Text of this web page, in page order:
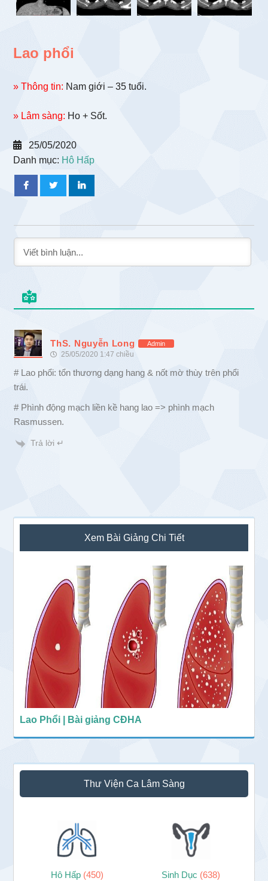
Lao phổi
» Thông tin: Nam giới – 35 tuổi.
» Lâm sàng: Ho + Sốt.
25/05/2020
Danh mục: Hô Hấp
ThS. Nguyễn Long Admin
25/05/2020 1:47 chiều
# Lao phổi: tổn thương dạng hang & nốt mờ thùy trên phổi
trái.
# Phình động mạch liền kề hang lao => phình mạch
Rasmussen.
Trả lời ↵
Sidebar
chính
Xem Bài Giảng Chi Tiết
Lao Phổi | Bài giảng CĐHA
Thư Viện Ca Lâm Sàng
Hô Hấp (450) Sinh Dục (638)